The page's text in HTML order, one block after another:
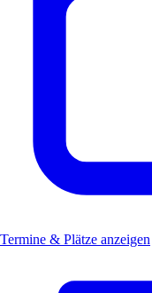
Termine & Plätze anzeigen